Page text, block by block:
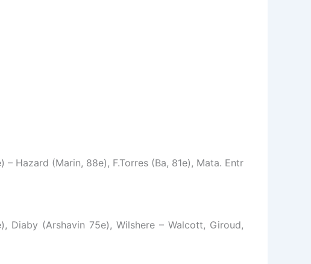
Hazard (Marin, 88e), F.Torres (Ba, 81e), Mata. Entr
Diaby (Arshavin 75e), Wilshere – Walcott, Giroud,